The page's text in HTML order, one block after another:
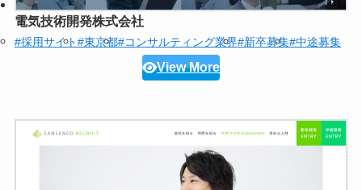
電気技術開発株式会社
#採用サイト#東京都#コンサルティング業界#新卒募集#中途募集
View More